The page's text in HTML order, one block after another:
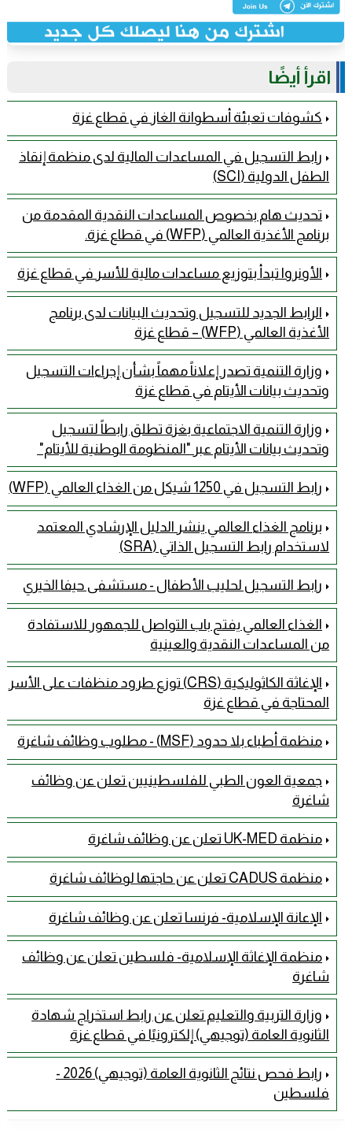
اقرأ أيضًا
كشوفات تعبئة أسطوانة الغاز في قطاع غزة
رابط التسجيل في المساعدات المالية لدى منظمة إنقاذ
الطفل الدولية (SCI)
تحديث هام بخصوص المساعدات النقدية المقدمة من
برنامج الأغذية العالمي (WFP) في قطاع غزة.
الأونروا تبدأ بتوزيع مساعدات مالية للأسر في قطاع غزة
الرابط الجديد للتسجيل وتحديث البيانات لدى برنامج
الأغذية العالمي (WFP) – قطاع غزة
وزارة التنمية تصدر إعلاناً مهماً بشأن إجراءات التسجيل
وتحديث بيانات الأيتام في قطاع غزة
وزارة التنمية الاجتماعية بغزة تطلق رابطاً لتسجيل
وتحديث بيانات الأيتام عبر "المنظومة الوطنية للأيتام" ​
رابط التسجيل في 1250 شيكل من الغذاء العالمي (WFP)
برنامج الغذاء العالمي ينشر الدليل الإرشادي المعتمد
لاستخدام رابط التسجيل الذاتي (SRA)
رابط التسجيل لحليب الأطفال - مستشفى حيفا الخيري
الغذاء العالمي يفتح باب التواصل للجمهور للاستفادة
من المساعدات النقدية والعينية
الإغاثة الكاثوليكية (CRS) توزع طرود منظفات على الأسر
المحتاجة في قطاع غزة
منظمة أطباء بلا حدود (MSF) - مطلوب وظائف شاغرة
جمعية العون الطبي للفلسطينيين تعلن عن وظائف
شاغرة
منظمة UK-MED تعلن عن وظائف شاغرة
منظمة CADUS تعلن عن حاجتها لوظائف شاغرة
الإعانة الإسلامية- فرنسا تعلن عن وظائف شاغرة
منظمة الإغاثة الإسلامية- فلسطين تعلن عن وظائف
شاغرة
وزارة التربية والتعليم تعلن عن رابط استخراج شهادة
الثانوية العامة (توجيهي) إلكترونيًا في قطاع غزة
رابط فحص نتائج الثانوية العامة (توجيهي) 2026 -
فلسطين